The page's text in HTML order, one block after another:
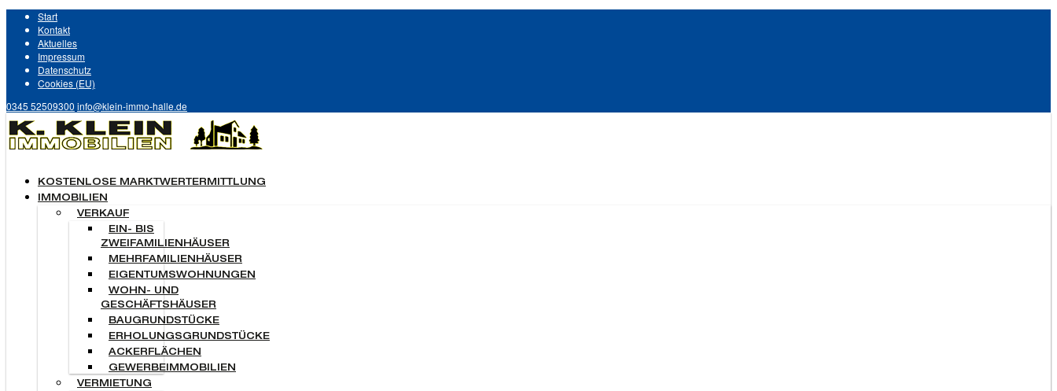
Start
Kontakt
Aktuelles
Impressum
Datenschutz
Cookies (EU)
0345 52509300 info@klein-immo-halle.de
KOSTENLOSE MARKTWERTERMITTLUNG
IMMOBILIEN
VERKAUF
EIN- BIS
ZWEIFAMILIENHÄUSER
MEHRFAMILIENHÄUSER
EIGENTUMSWOHNUNGEN
WOHN- UND
GESCHÄFTSHÄUSER
BAUGRUNDSTÜCKE
ERHOLUNGSGRUNDSTÜCKE
ACKERFLÄCHEN
GEWERBEIMMOBILIEN
VERMIETUNG